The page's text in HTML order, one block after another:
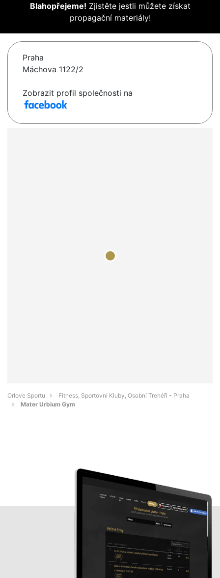
Blahopřejeme! Zjistěte jestli můžete získat
propagační materiály!
Praha
Máchova 1122/2
Zobrazit profil společnosti na
Orlove Sportu
Fitness, Sportovní Kluby, Osobní Trenéři - Praha
Mater Urbium Gym